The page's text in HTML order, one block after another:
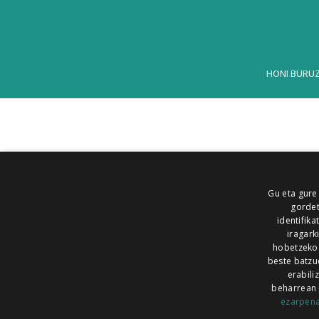
HONI BURUZ
ALEA
Gu eta
hobetzeko.
beste
beharrean